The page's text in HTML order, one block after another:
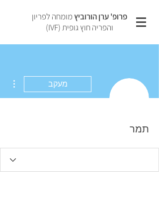
פרופ' ערן הורוביץ מומחה לפריון
והפריה חוץ גופית (IVF)
מעקב
תמר